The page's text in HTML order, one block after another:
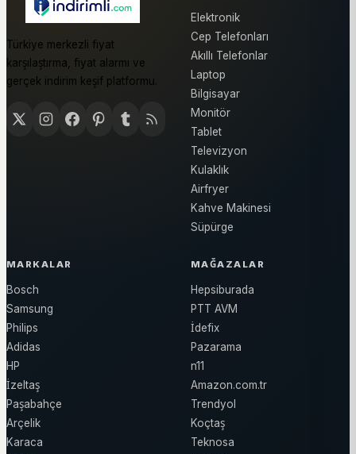
Türkiye merkezli fiyat
karşılaştırma, fiyat alarmı ve
gerçek indirim keşif platformu.
Elektronik
Cep Telefonları
Akıllı Telefonlar
Laptop
Bilgisayar
Monitör
Tablet
Televizyon
Kulaklık
Airfryer
Kahve Makinesi
Süpürge
MARKALAR
Bosch
Samsung
Philips
Adidas
HP
İzeltaş
Paşabahçe
Arçelik
Karaca
MAĞAZALAR
Hepsiburada
PTT AVM
İdefix
Pazarama
n11
Amazon.com.tr
Trendyol
Koçtaş
Teknosa